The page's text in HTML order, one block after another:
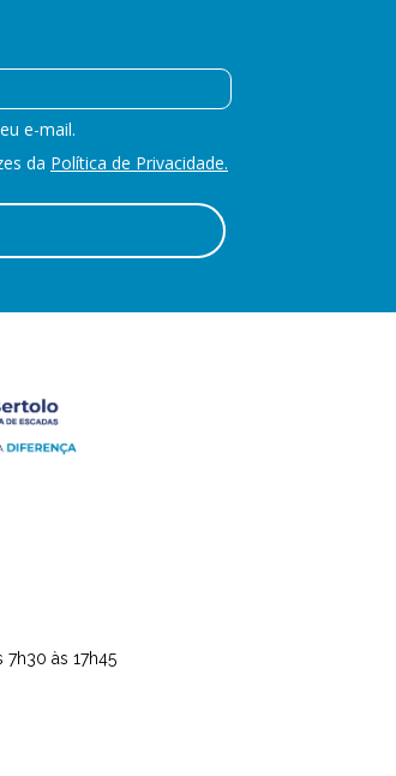
e-mail.
da Política de Privacidade.
7h30 às 17h45